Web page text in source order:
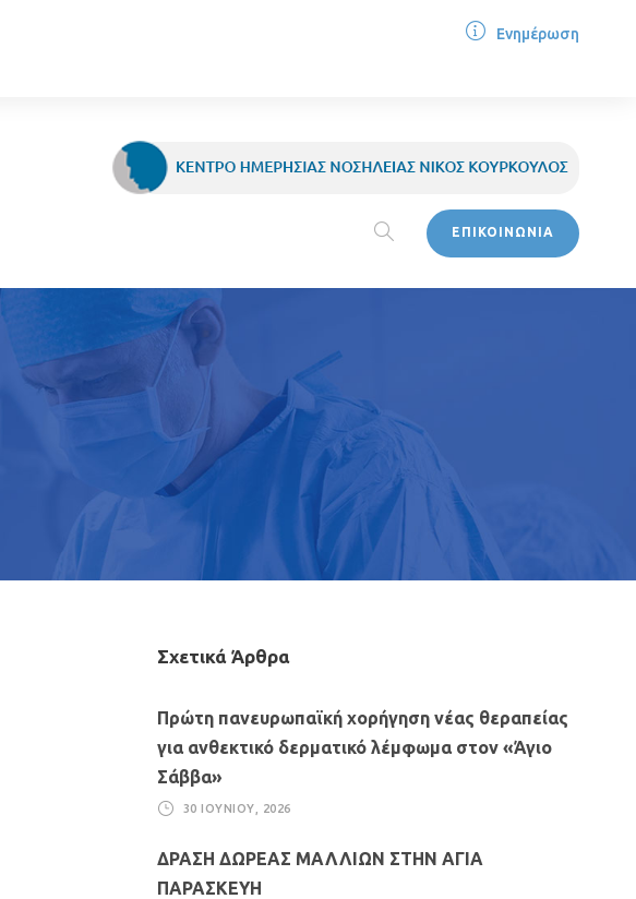
Ενημέρωση
ΕΠΙΚΟΙΝΩΝΙΑ
Σχετικά Άρθρα
Πρώτη πανευρωπαϊκή χορήγηση νέας θεραπείας
για ανθεκτικό δερματικό λέμφωμα στον «Άγιο
Σάββα»
30 ΙΟΥΝΊΟΥ, 2026
ΔΡΑΣΗ ΔΩΡΕΑΣ ΜΑΛΛΙΩΝ ΣΤΗΝ ΑΓΙΑ
ΠΑΡΑΣΚΕΥΗ